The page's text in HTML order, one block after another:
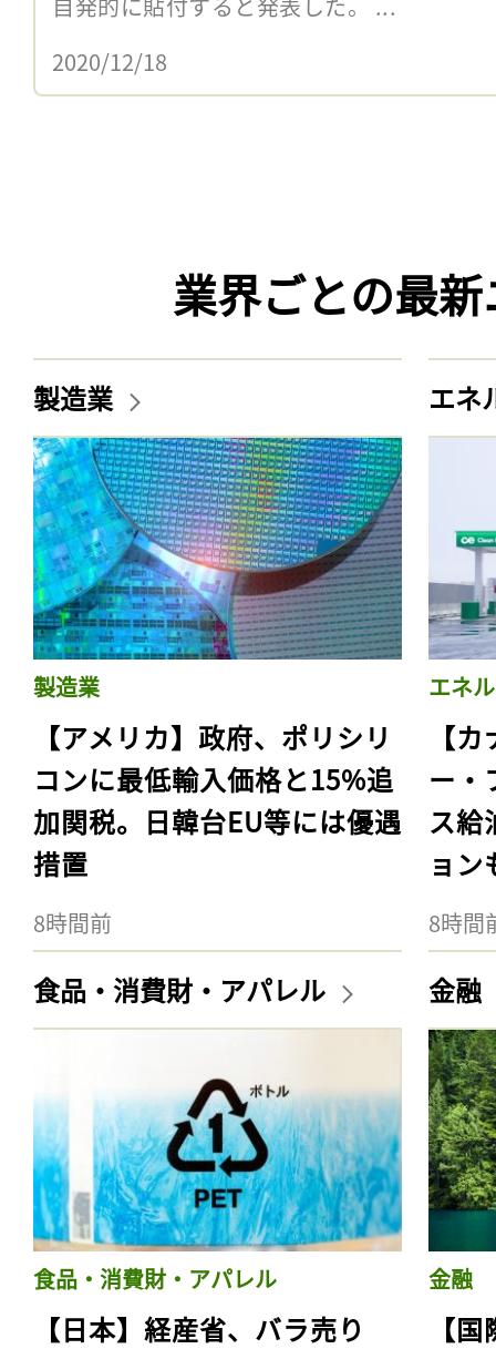
2020/12/18
業界ごとの最
製造業
製造業
【アメリカ】政府、ポリシリ
コンに最低輸入価格と15%追
加関税。日韓台EU等には優遇
措置
8時間前
エネ
エネ
【
ー・
ス給
ョン
8時間
食品・消費財・アパレル
食品・消費財・アパレル
【日本】経産省、バラ売り
金融
金融
【